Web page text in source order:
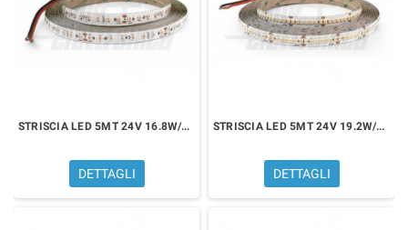
STRISCIA LED 5MT 24V 16.8W/MT BIANCO NATURALE 4000K
DETTAGLI
STRISCIA LED 5MT 24V 19.2W/MT BIANCO NATURALE 4000K
DETTAGLI